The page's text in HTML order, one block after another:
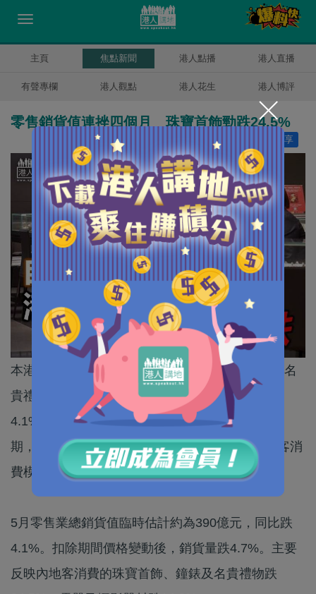
主頁 焦點新聞 港人點播 港人直播
有聲專欄 港人觀點 港人花生 港人博評
零售銷貨值連挫四個月 珠寶首飾勁跌24.5%
分享
本港零售銷貨值連跌4個月，受珠寶首飾、鐘表及名
貴禮品的銷貨值維持雙位數跌幅拖累，5月按年跌
4.1%，主因去年出現的搶金潮推高基數。政府預
期，短期內零售業務前景會繼續受基數效應及旅客消
費模式轉變影響。
5月零售業總銷貨值臨時估計約為390億元，同比跌
4.1%。扣除期間價格變動後，銷貨量跌4.7%。主要
反映內地客消費的珠寶首飾、鐘錶及名貴禮物跌